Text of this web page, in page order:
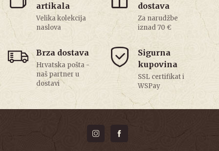
artikala
Velika kolekcija
naslova
dostava
Za narudžbe
iznad 70 €
Brza dostava
Hrvatska pošta -
naš partner u
dostavi
Sigurna
kupovina
SSL certifikat i
WSPay